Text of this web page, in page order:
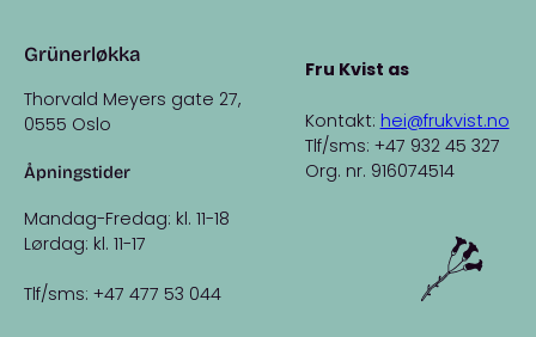
Grünerløkka
Thorvald Meyers gate 27,
0555 Oslo
Åpningstider
Mandag-Fredag: kl. 11-18
Lørdag: kl. 11-17
Tlf/sms: +47 477 53 044
Fru Kvist as
Kontakt: hei@frukvist.no
Tlf/sms: +47 932 45 327
Org. nr. 916074514